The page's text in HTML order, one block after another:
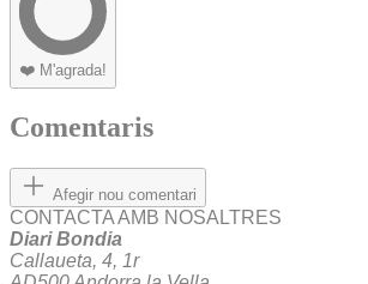
❤️ M'agrada!
Comentaris
Afegir nou comentari
CONTACTA AMB NOSALTRES
Diari Bondia
Callaueta, 4, 1r